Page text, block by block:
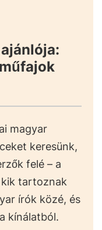
magyar
keresünk,
felé – a
tartoznak
írók közé, és
kínálatból.